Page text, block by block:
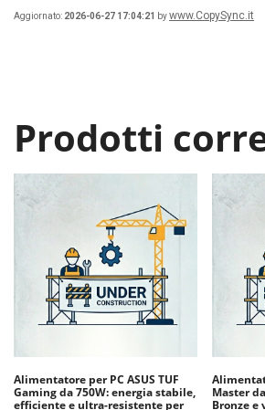
Aggiornato: 2026-06-27 17:04:21 bywww.CopySync.it
Prodotti
Alimentatore per PC ASUS TUF
Gaming da 750W: energia stabile,
efficiente e ultra-resistente per
Master
Bronze e